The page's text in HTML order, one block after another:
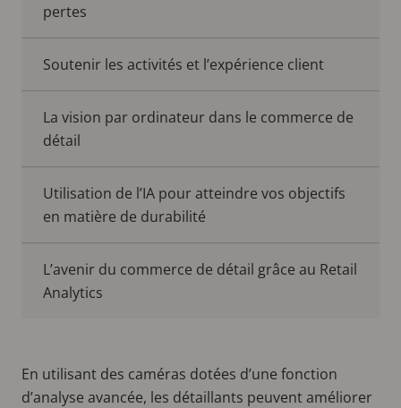
pertes
Soutenir les activités et l’expérience client
La vision par ordinateur dans le commerce de
détail
Utilisation de l’IA pour atteindre vos objectifs
en matière de durabilité
L’avenir du commerce de détail grâce au Retail
Analytics
En utilisant des caméras dotées d’une fonction
d’analyse avancée, les détaillants peuvent améliorer